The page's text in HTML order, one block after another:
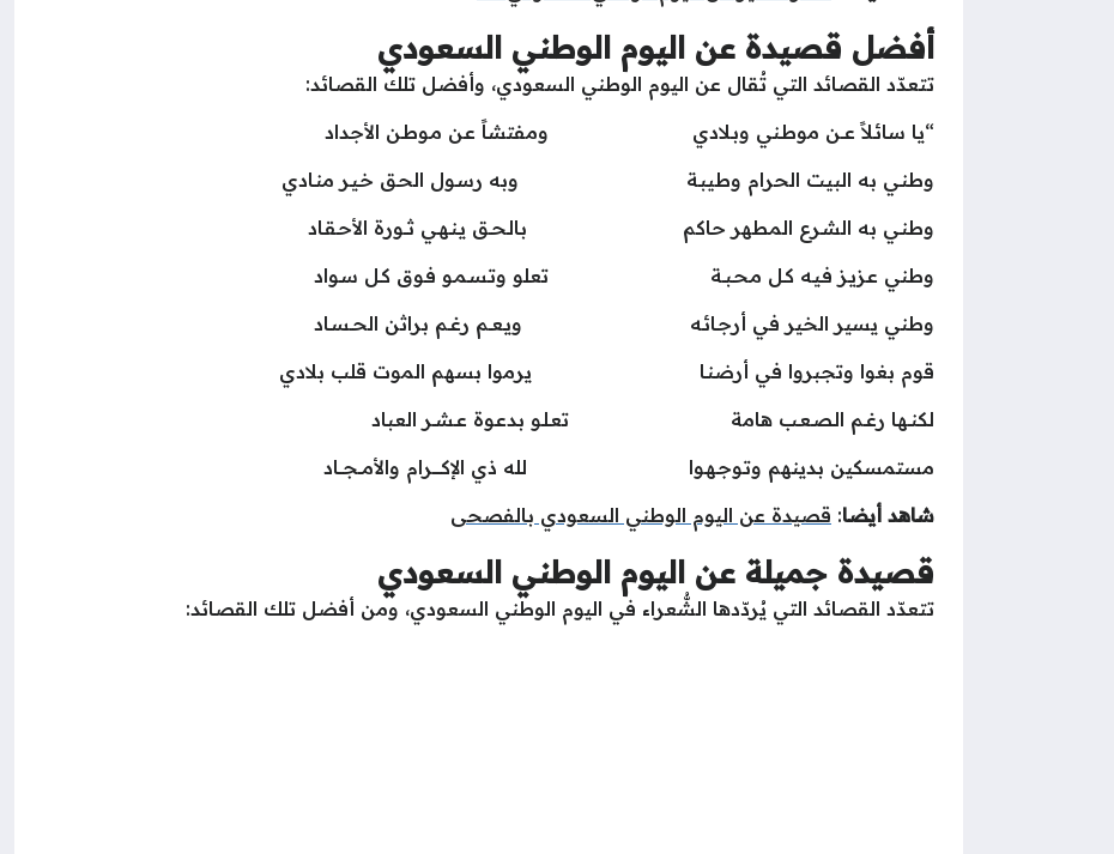
أفضل قصيدة عن اليوم الوطني السعودي
تتعدّد القصائد التي تُقال عن اليوم الوطني السعودي، وأفضل تلك القصائد:
“يا سائـلاً عـــن موطـني وبـلادي ومفتشاً عـن مـوطـن الأجداد
وطنـي به البيت الحرام وطيبـة وبه رسـول الحـق خـيـر منـادي
وطنـي به الشـرع المطهر حاكم بالـحــق يـنـهـي ثـــورة الأحـقـاد
وطني عـزيـز فـيـه كـل مـحـبــة تعلو وتـسـمـو فـوق كـل سـواد
وطني يسير الخير في أرجـائـه ويـعــم رغــم براثن الحــسـاد
قوم بغوا وتجبروا في أرضنـا يرموا بسهم الموت قلب بلادي
لكنــها رغــم الـصـعـب هامة تعـلـو بدعـوة عــشــر العباد
مستمسكين بدينهم وتـوجـهـوا لله ذي الإكـــــــرام والأمـــجـــاد
شاهد أيضا: قصيدة عن اليوم الوطني السعودي بالفصحى
قصيدة جميلة عن اليوم الوطني السعودي
تتعدّد القصائد التي يُردّدها الشُّعراء في اليوم الوطني السعودي، ومن أفضل تلك القصائد: